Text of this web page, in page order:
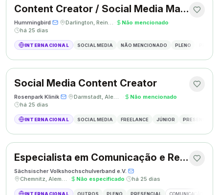
Content Creator / Social Media Manager
Hummingbird· · Darlington, Reino Unido · Não mencionado·
há 25 dias
INTERNACIONAL SOCIAL MEDIA NÃO MENCIONADO PLENO
Social Media Content Creator
Rosenpark Klinik· · Darmstadt, Alemanha · Não mencionado·
há 25 dias
INTERNACIONAL SOCIAL MEDIA FREELANCE JÚNIOR PRESENCIAL
Especialista em Comunicação e Relações Públicas
Sächsischer Volkshochschulverband e.V.·
·
Chemnitz, Alemanha · Não especificado· há 25 dias
INTERNACIONAL OUTROS PLENO PRESENCIAL COMUNICAÇÃO